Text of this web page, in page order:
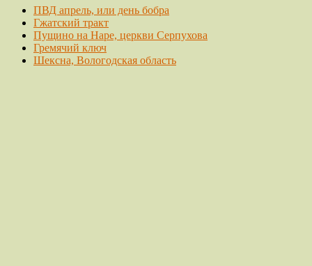
ПВД апрель, или день бобра
Гжатский тракт
Пущино на Наре, церкви Серпухова
Гремячий ключ
Шексна, Вологодская область